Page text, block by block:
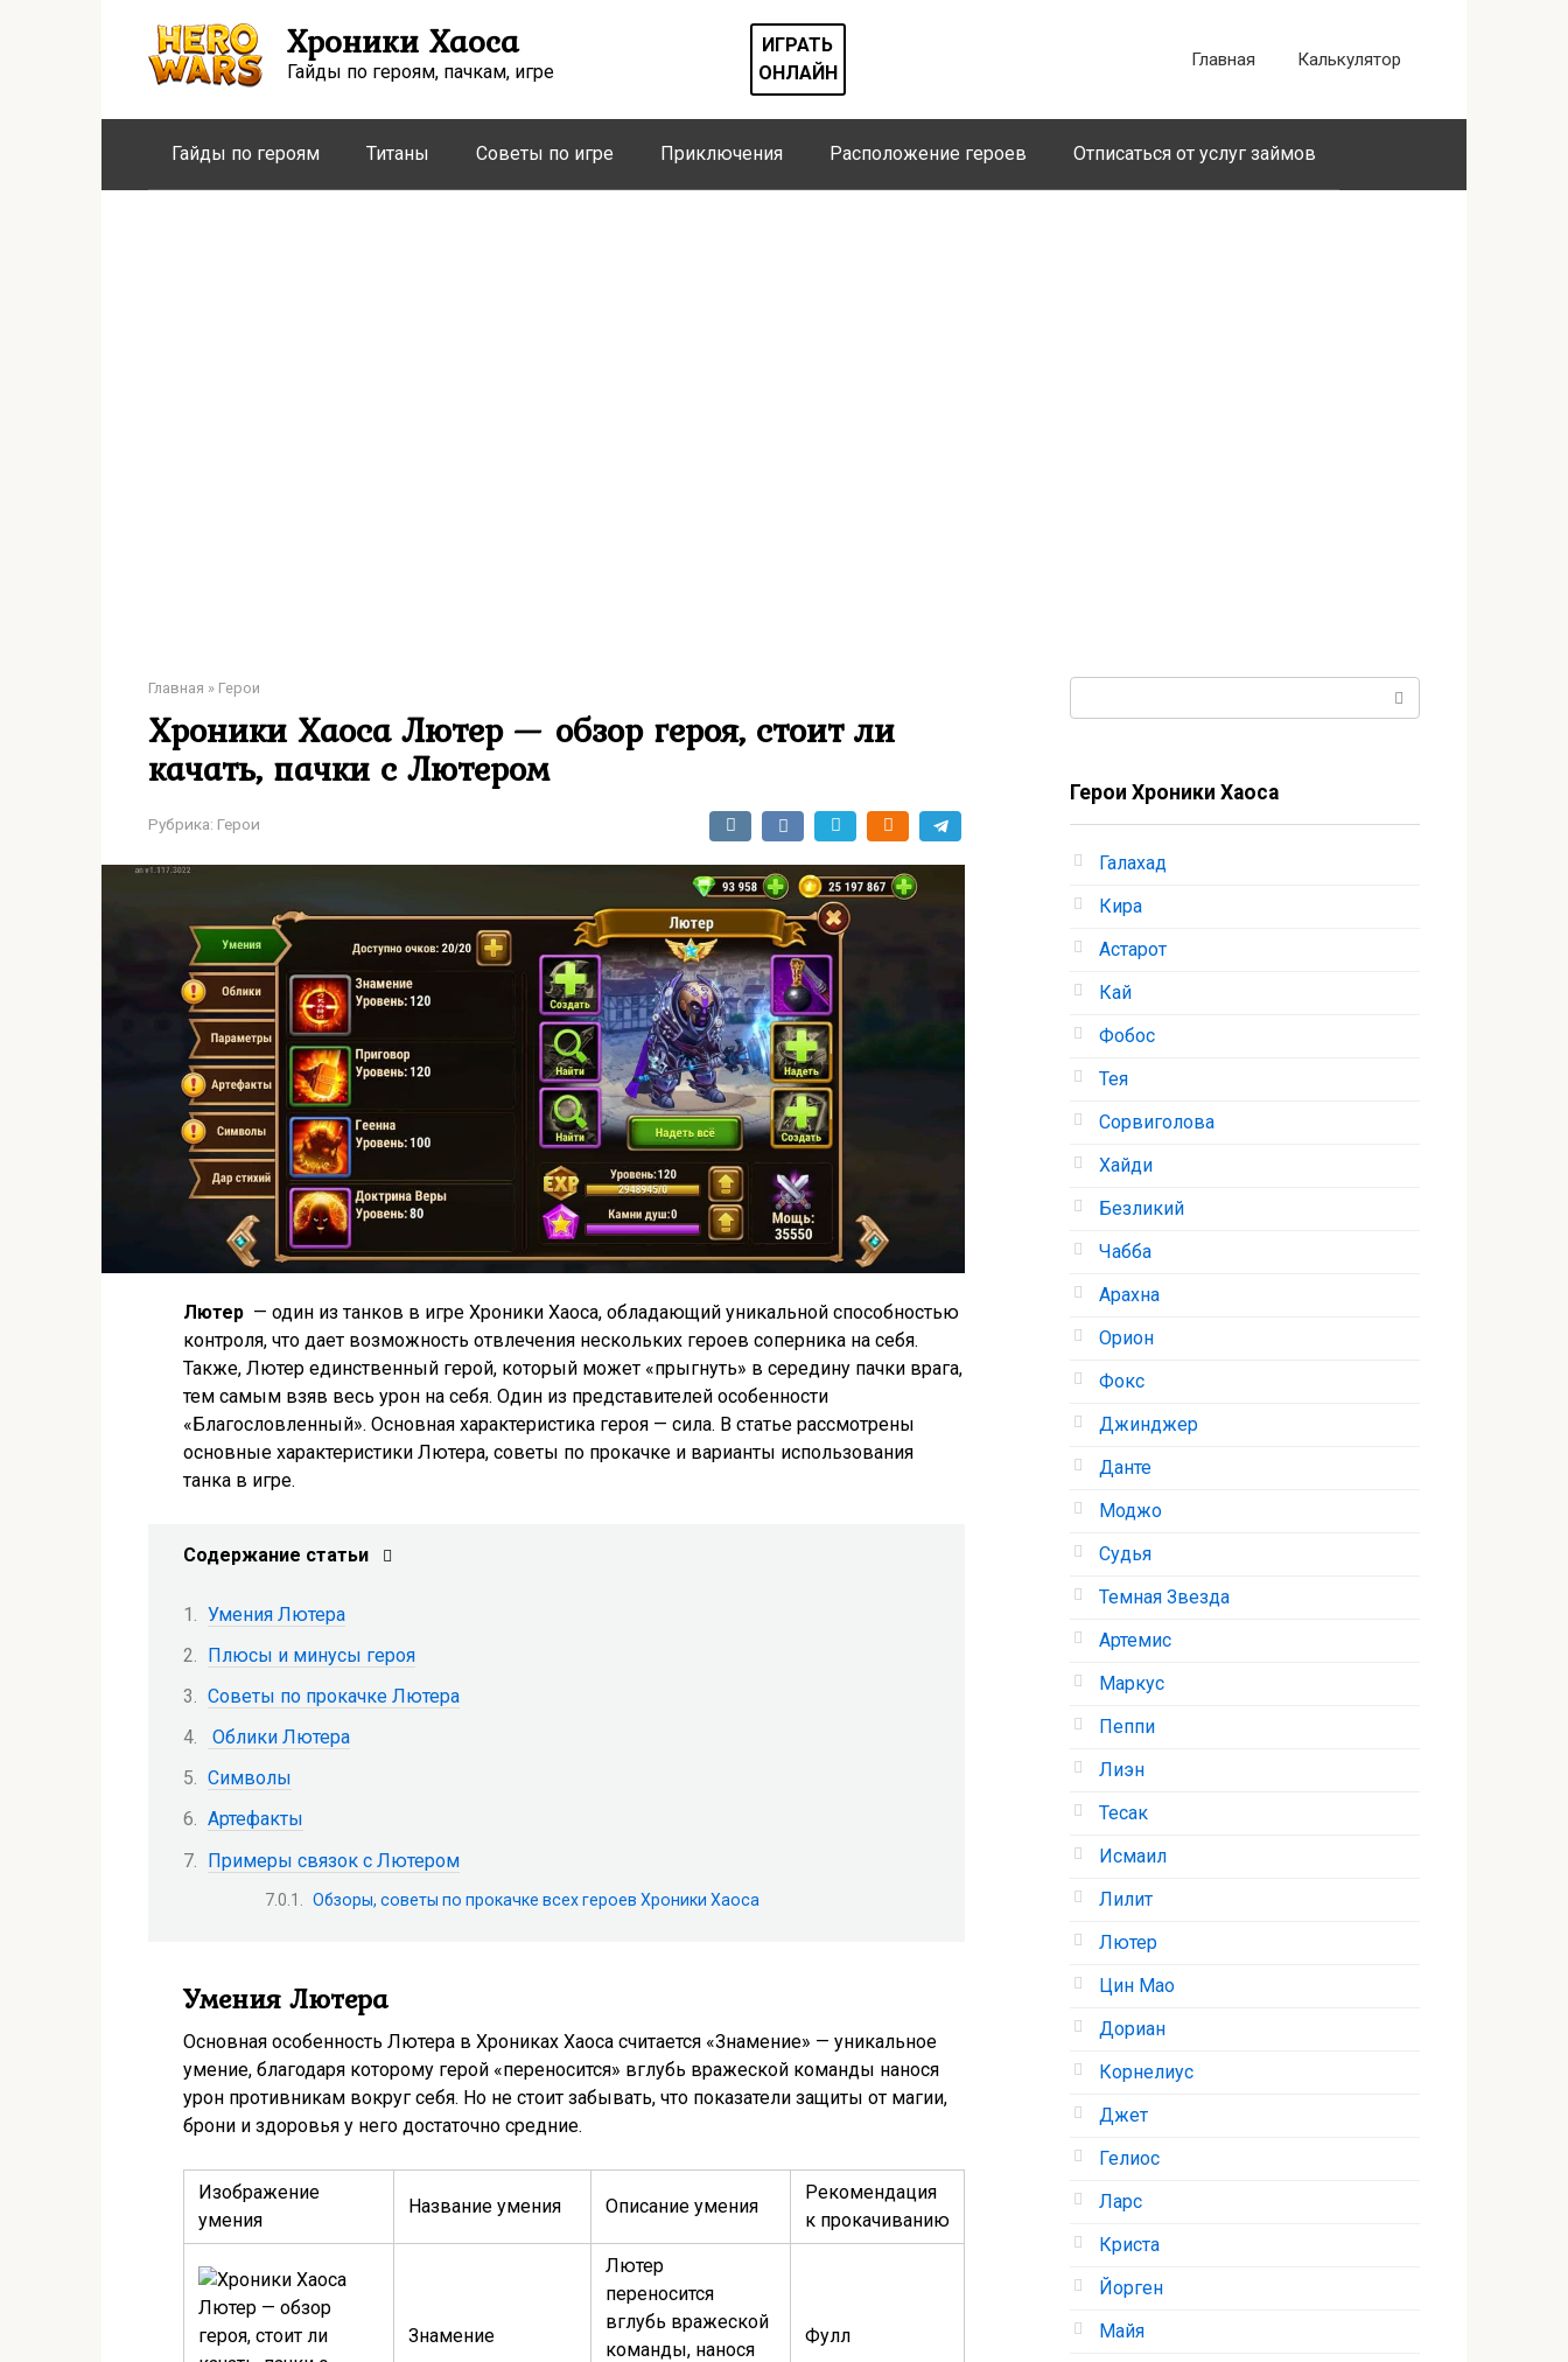
Хроники Хаоса
Гайды по героям, пачкам, игре
ИГРАТЬ
ОНЛАЙН
Главная Калькулятор
Гайды по героям Титаны Советы по игре Приключения Расположение героев Отписаться от услуг займов
Главная » Герои
Хроники Хаоса Лютер — обзор героя, стоит ли
качать, пачки с Лютером
Рубрика: Герои
Лютер — один из танков в игре Хроники Хаоса, обладающий уникальной способностью
контроля, что дает возможность отвлечения нескольких героев соперника на себя.
Также, Лютер единственный герой, который может «прыгнуть» в середину пачки врага,
тем самым взяв весь урон на себя. Один из представителей особенности
«Благословленный». Основная характеристика героя — сила. В статье рассмотрены
основные характеристики Лютера, советы по прокачке и варианты использования
танка в игре.
Содержание статьи
Умения Лютера
Плюсы и минусы героя
Советы по прокачке Лютера
Облики Лютера
Символы
Артефакты
Примеры связок с Лютером
Обзоры, советы по прокачке всех героев Хроники Хаоса
Умения Лютера
Основная особенность Лютера в Хрониках Хаоса считается «Знамение» — уникальное
умение, благодаря которому герой «переносится» вглубь вражеской команды нанося
урон противникам вокруг себя. Но не стоит забывать, что показатели защиты от магии,
брони и здоровья у него достаточно средние.
Изображение
умения
Название умения Описание умения
Рекомендация
к прокачиванию
Знамение
Лютер
переносится
вглубь вражеской
команды, нанося
Фулл
Герои Хроники Хаоса
Галахад
Кира
Астарот
Кай
Фобос
Тея
Сорвиголова
Хайди
Безликий
Чабба
Арахна
Орион
Фокс
Джинджер
Данте
Моджо
Судья
Темная Звезда
Артемис
Маркус
Пеппи
Лиэн
Тесак
Исмаил
Лилит
Лютер
Цин Мао
Дориан
Корнелиус
Джет
Гелиос
Ларс
Криста
Йорген
Майя